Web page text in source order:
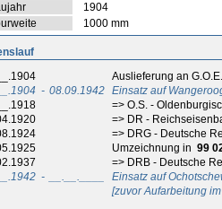
1904
1000 mm
Auslieferung an
- 08.09.1942 Einsatz auf
=> O.S. -
=> DR -
=> DRG - Deutsche
Umzeichnung in 99
=> DRB - Deutsche
- __.__.____
Einsatz auf
[zuvor Aufarbeitung